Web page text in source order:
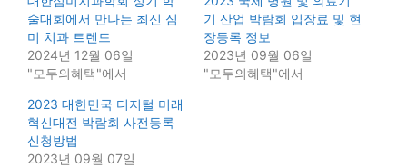
술대회에서 만나는 최신 심
미 치과 트렌드
2024년 12월 06일
"모두의혜택"에서
기 산업 박람회 입장료 및 현
장등록 정보
2023년 09월 06일
"모두의혜택"에서
2023 대한민국 디지털 미래
혁신대전 박람회 사전등록
신청방법
2023년 09월 07일